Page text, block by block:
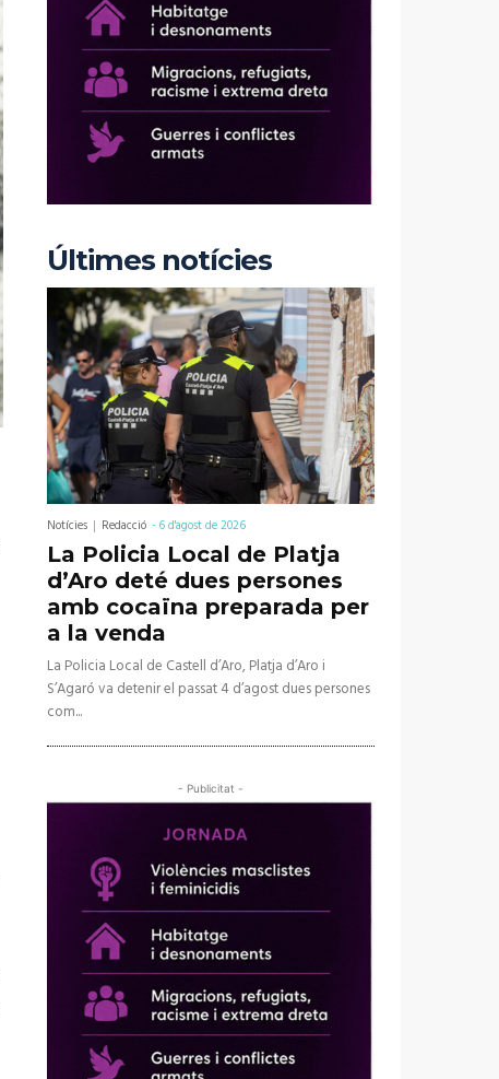
Últimes notícies
Notícies Redacció -6 d'agost de 2026
La Policia Local de Platja
d’Aro deté dues persones
amb cocaïna preparada per
a la venda
La Policia Local de Castell d’Aro, Platja d’Aro i
S’Agaró va detenir el passat 4 d’agost dues persones
com...
- Publicitat -